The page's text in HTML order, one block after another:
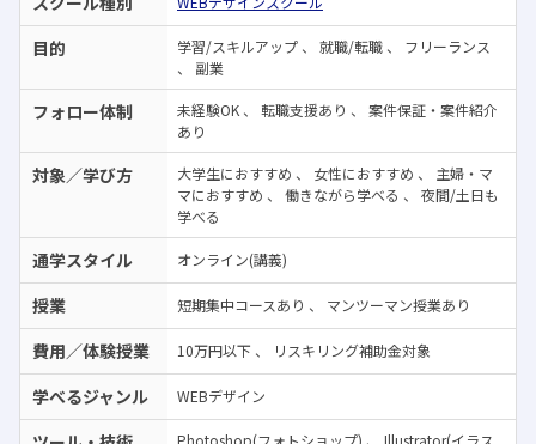
目的 学習/スキルアップ 、 就職/転職 、 フリーランス
、 副業
フォロー体制 未経験OK 、 転職支援あり 、 案件保証・案件紹介
あり
対象／学び方 大学生におすすめ 、 女性におすすめ 、 主婦・マ
マにおすすめ 、 働きながら学べる 、 夜間/土日も
学べる
通学スタイル オンライン(講義)
授業 短期集中コースあり 、 マンツーマン授業あり
費用／体験授業 10万円以下 、 リスキリング補助金対象
学べるジャンル WEBデザイン
Photoshop(フォトショップ) 、 Illustrator(イラス